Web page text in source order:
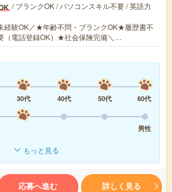
/ ブランクOK / パソコンスキル不要 / 英語力
経験OK／★年齢不問・ブランクOK★履歴書不
（電話登録OK）★社会保険完備＼…
30代 40代 50代
60代
男性
もっと見る
応募へ進む 詳しく見る